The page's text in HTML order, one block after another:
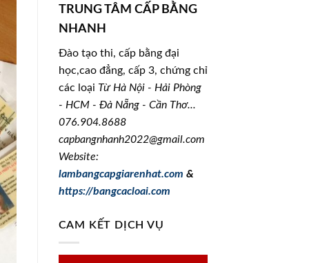
TRUNG TÂM CẤP BẰNG
NHANH
Đào tạo thi, cấp bằng đại
học,cao đẳng, cấp 3, chứng chỉ
các loại Từ Hà Nội - Hải Phòng
- HCM - Đà Nẵng - Cần Thơ...
076.904.8688
capbangnhanh2022@gmail.com
Website:
lambangcapgiarenhat.com &
https://bangcacloai.com
CAM KẾT DỊCH VỤ